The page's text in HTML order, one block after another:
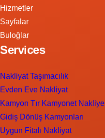
Hizmetler
Sayfalar
Buloğlar
Services
Nakliyat Taşımacılık
Evden Eve Nakliyat
Kamyon Tır Kamyonet Nakliye
Gidiş Dönüş Kamyonları
Uygun Fitalı Nakliyat